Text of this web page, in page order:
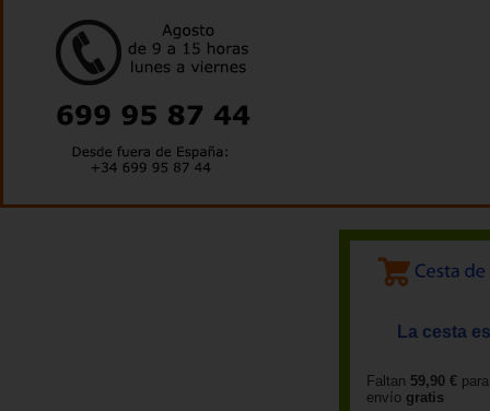
La cesta
Faltan 59,90 €
envío gratis